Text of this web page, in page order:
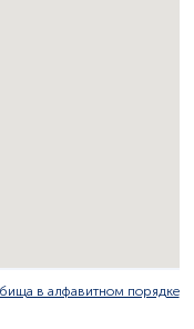
в алфавитном порядке